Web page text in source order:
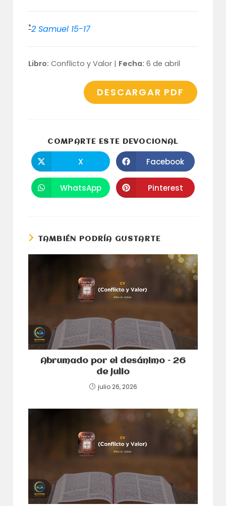
*2 Samuel 15-17
Libro: Conflicto y Valor | Fecha: 6 de abril
DESCARGAR PDF
COMPARTE ESTE DEVOCIONAL
abre
en
una
nueva
ventana
X Se
abre
en
una
nueva
ventana
Facebook
Se
abre
WhatsApp Se
abre
Pinterest
TAMBIÉN PODRÍA GUSTARTE
Abrumado por el desánimo – 26
de julio
julio 26, 2026